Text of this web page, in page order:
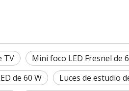
TV Mini foco LED Fresnel de
de 60 W
Luces de estudio